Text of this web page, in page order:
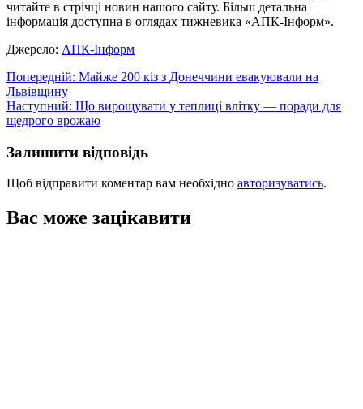
читайте в стрічці новин нашого сайту. Більш детальна
інформація доступна в оглядах тижневика «АПК-Інформ».
Джерело: АПК-Інформ
Навігація
записів
Попередній: Майже 200 кіз з Донеччини евакуювали на
Львівщину
Наступний: Що вирощувати у теплиці влітку — поради для
щедрого врожаю
Залишити відповідь
Щоб відправити коментар вам необхідно авторизуватись.
Вас може зацікавити